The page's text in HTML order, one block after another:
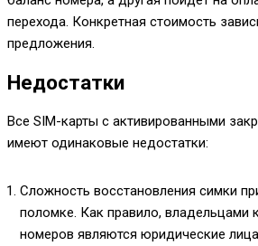
перехода. Конкретная стоимость
предложения.
Недостатки
Все SIM-карты с активированными
имеют одинаковые недостатки:
Сложность восстановления симки
поломке. Как правило, владельцами
номеров являются юридические